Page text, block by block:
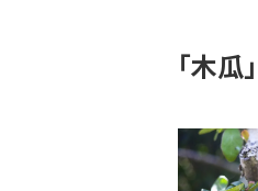
「木瓜」